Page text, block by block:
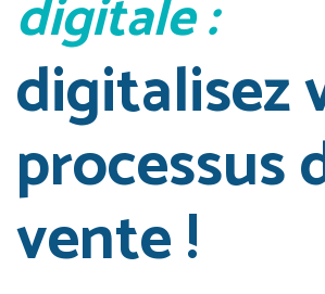
digitale :
digitalisez
processus
vente !